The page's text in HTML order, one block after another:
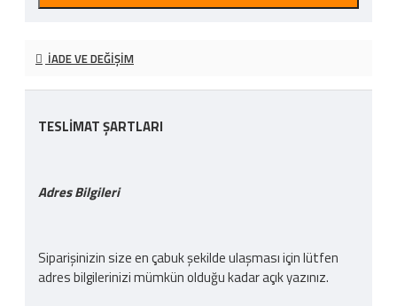
İADE VE DEĞIŞIM
TESLİMAT ŞARTLARI
Adres Bilgileri
Siparişinizin size en çabuk şekilde ulaşması için lütfen
adres bilgilerinizi mümkün olduğu kadar açık yazınız.